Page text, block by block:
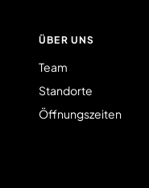
ÜBER UNS
Team
Standorte
Öffnungszeiten